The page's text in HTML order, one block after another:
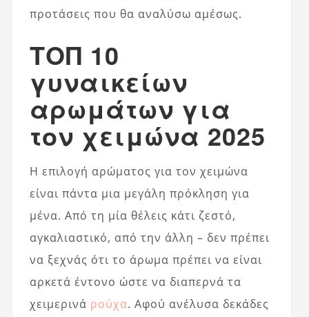
προτάσεις που θα αναλύσω αμέσως.
ΤΟΠ 10
γυναικείων
αρωμάτων για
τον χειμώνα 2025
Η επιλογή αρώματος για τον χειμώνα
είναι πάντα μια μεγάλη πρόκληση για
μένα. Από τη μία θέλεις κάτι ζεστό,
αγκαλιαστικό, από την άλλη – δεν πρέπει
να ξεχνάς ότι το άρωμα πρέπει να είναι
αρκετά έντονο ώστε να διαπερνά τα
χειμερινά ρούχα. Αφού ανέλυσα δεκάδες